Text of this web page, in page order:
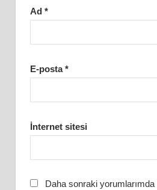
Ad *
E-posta*
İnternet sitesi
Daha sonraki yorumlarımda